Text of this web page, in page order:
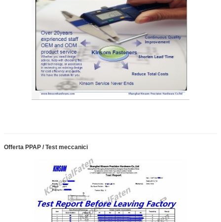
Offerta PPAP / Test meccanici